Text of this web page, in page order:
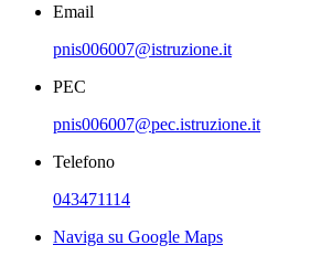
Email
pnis006007@istruzione.it
PEC
pnis006007@pec.istruzione.it
Telefono
043471114
Naviga su Google Maps